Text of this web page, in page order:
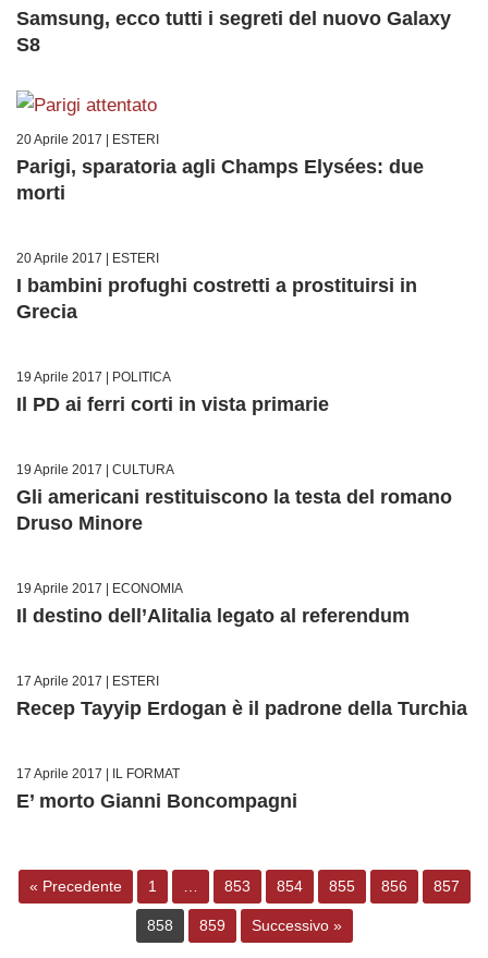
Samsung, ecco tutti i segreti del nuovo Galaxy
S8
20 Aprile 2017 | ESTERI
Parigi, sparatoria agli Champs Elysées: due
morti
20 Aprile 2017 | ESTERI
I bambini profughi costretti a prostituirsi in
Grecia
19 Aprile 2017 | POLITICA
Il PD ai ferri corti in vista primarie
19 Aprile 2017 | CULTURA
Gli americani restituiscono la testa del romano
Druso Minore
19 Aprile 2017 | ECONOMIA
Il destino dell’Alitalia legato al referendum
17 Aprile 2017 | ESTERI
Recep Tayyip Erdogan è il padrone della Turchia
17 Aprile 2017 | IL FORMAT
E’ morto Gianni Boncompagni
« Precedente 1 853 854 855 856 857
858 859 Successivo »